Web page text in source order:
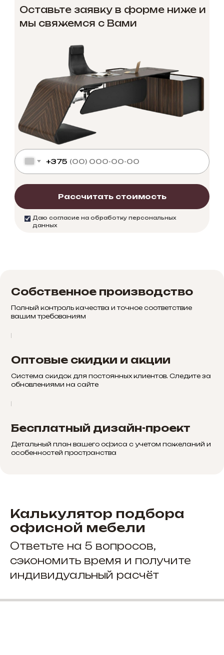
Оставьте заявку в форме ниже и
мы свяжемся с Вами
Даю согласие на обработку персональных
данных
+375
Рассчитать стоимость
Собственное производство
Полный контроль качества и точное соответствие
вашим требованиям
Оптовые скидки и акции
Система скидок для постоянных клиентов. Следите за
обновлениями на сайте
Бесплатный дизайн-проект
Детальный план вашего офиса с учетом пожеланий и
особенностей пространства
Калькулятор подбора
офисной мебели
Ответьте на 5 вопросов,
сэкономить время и получите
индивидуальный расчёт